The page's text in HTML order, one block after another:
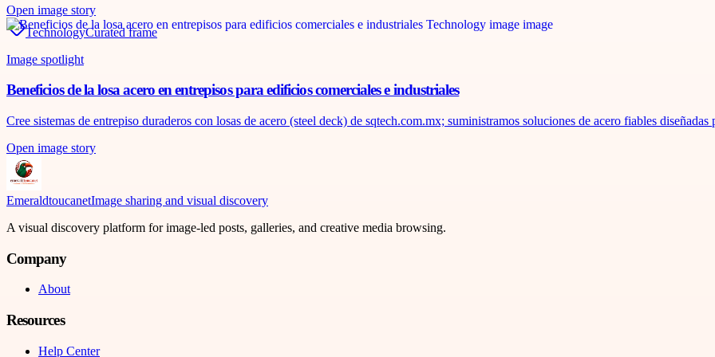
Open image story
TechnologyCurated frame
Image spotlight
Beneficios de la losa acero en entrepisos para edificios comerciales e industriales
Cree sistemas de entrepiso duraderos con losas de acero (steel deck) de sqtech.com.mx; suministramos soluciones de acero fiables diseñadas
Open image story
EmeraldtoucanetImage sharing and visual discovery
A visual discovery platform for image-led posts, galleries, and creative media browsing.
Company
About
Resources
Help Center